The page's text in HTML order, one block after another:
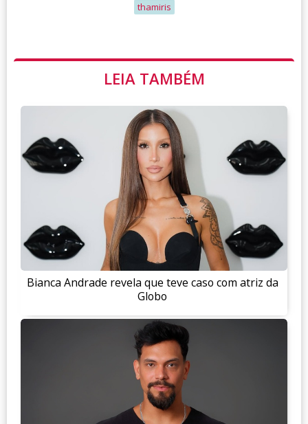
thamiris
LEIA TAMBÉM
Bianca Andrade revela que teve caso com atriz da
Globo